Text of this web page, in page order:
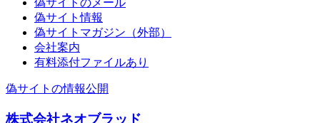
偽サイトのメール
偽サイト情報
偽サイトマガジン（外部）
会社案内
有料添付ファイルあり
偽サイトの情報公開
株式会社ネオブラッド